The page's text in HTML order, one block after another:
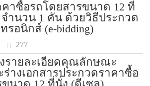
าซื้อรถโดยสารขนาด 12 ที่
จำนวน 1 คัน ด้วยวิธีประกวด
รอนิกส์ (e-bidding)
277
รายละเอียดคุณลักษณะ
ร่างเอกสารประกวดราคาซื้อ